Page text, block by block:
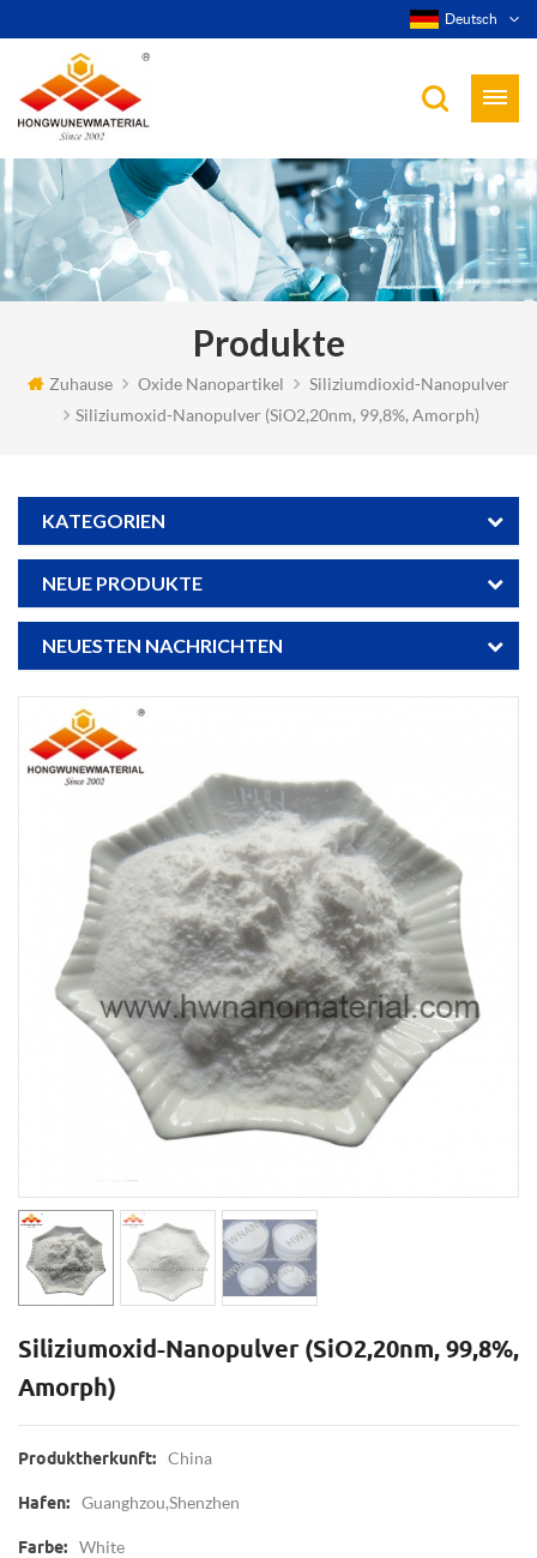
Deutsch
Produkte
Zuhause Oxide Nanopartikel
Siliziumdioxid-Nanopulver
Siliziumoxid-Nanopulver (SiO2,20nm, 99,8%, Amorph)
KATEGORIEN
NEUE PRODUKTE
NEUESTEN NACHRICHTEN
Siliziumoxid-Nanopulver (SiO2,20nm, 99,8%,
Amorph)
Produktherkunft: China
Hafen: Guanghzou,Shenzhen
Farbe: White